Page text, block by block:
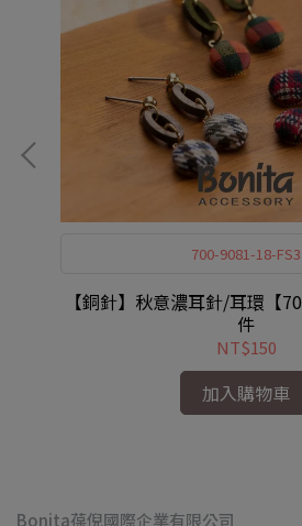
700-9081-18-FS3
【銅針】秋意濃耳針/耳環【
件
NT$150
加入購物車
Bonita葆倪國際企業有限公司